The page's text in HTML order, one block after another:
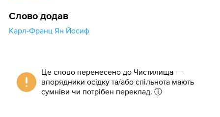
Слово додав
Карл-Франц Ян Йосиф
Це слово перенесено до Чистилища —
впорядники осідку та/або спільнота мають
сумніви чи потрібен переклад. ⓘ